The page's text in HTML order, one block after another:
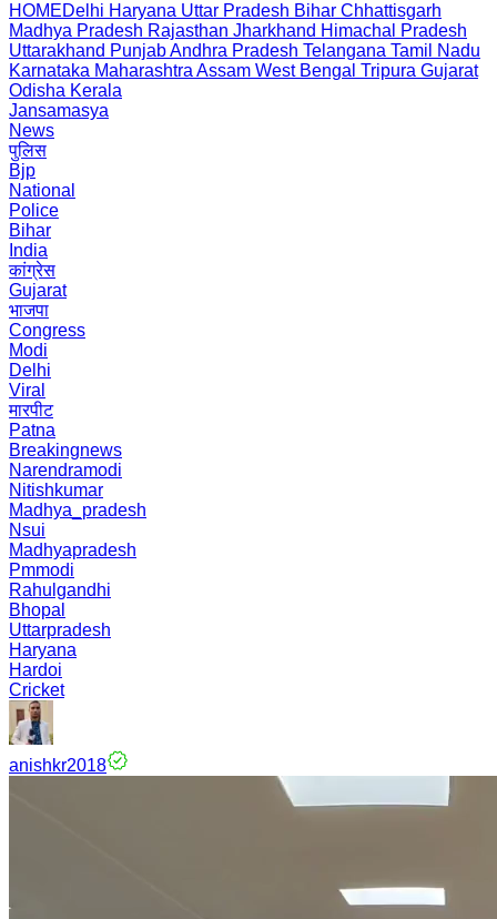
HOMEDelhi Haryana Uttar Pradesh Bihar Chhattisgarh
Madhya Pradesh Rajasthan Jharkhand Himachal Pradesh
Uttarakhand PunjabAndhra Pradesh Telangana Tamil Nadu
Karnataka Maharashtra Assam West Bengal Tripura Gujarat
Odisha Kerala
Jansamasya
News
पुलिस
Bjp
National
Police
Bihar
India
कांग्रेस
Gujarat
भाजपा
Congress
Modi
Delhi
Viral
मारपीट
Patna
Breakingnews
Narendramodi
Nitishkumar
Madhya_pradesh
Nsui
Madhyapradesh
Pmmodi
Rahulgandhi
Bhopal
Uttarpradesh
Haryana
Hardoi
Cricket
anishkr2018